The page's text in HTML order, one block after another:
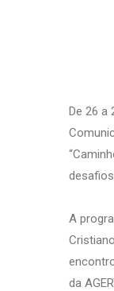
De 26 a
A
da